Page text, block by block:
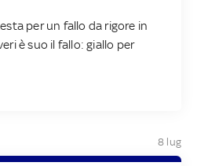
per un fallo da rigore in
è suo il fallo: giallo per
8 lug